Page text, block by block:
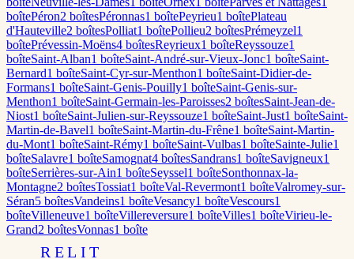
boîtePéron2 boîtesPéronnas1 boîtePeyrieu1 boîtePlateau
d'Hauteville2 boîtesPolliat1 boîtePollieu2 boîtesPrémeyzel1
boîtePrévessin-Moëns4 boîtesReyrieux1 boîteReyssouze1
boîteSaint-Alban1 boîteSaint-André-sur-Vieux-Jonc1 boîteSaint-
Bernard1 boîteSaint-Cyr-sur-Menthon1 boîteSaint-Didier-de-
Formans1 boîteSaint-Genis-Pouilly1 boîteSaint-Genis-sur-
Menthon1 boîteSaint-Germain-les-Paroisses2 boîtesSaint-Jean-de-
Niost1 boîteSaint-Julien-sur-Reyssouze1 boîteSaint-Just1 boîteSaint-
Martin-de-Bavel1 boîteSaint-Martin-du-Frêne1 boîteSaint-Martin-
du-Mont1 boîteSaint-Rémy1 boîteSaint-Vulbas1 boîteSainte-Julie1
boîteSalavre1 boîteSamognat4 boîtesSandrans1 boîteSavigneux1
boîteSerrières-sur-Ain1 boîteSeyssel1 boîteSonthonnax-la-
Montagne2 boîtesTossiat1 boîteVal-Revermont1 boîteValromey-sur-
Séran5 boîtesVandeins1 boîteVesancy1 boîteVescours1
boîteVilleneuve1 boîteVillereversure1 boîteVilles1 boîteVirieu-le-
Grand2 boîtesVonnas1 boîte
RELIT